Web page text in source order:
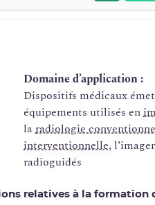
Domaine d’application :
Dispositifs médicaux
équipements utilisés en
laradiologie
interventionnelle,
radioguidés
relatives à la